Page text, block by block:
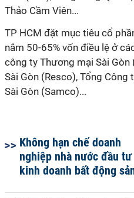
Thảo Cầm Viên...
TP HCM đặt mục tiêu cổ
nắm 50-65% vốn điều lệ ở
công ty Thương mại Sài
Sài Gòn (Resco), Tổng
Sài Gòn (Samco)...
Không hạn chế doanh
nghiệp nhà nước đầu tư
kinh doanh bất động